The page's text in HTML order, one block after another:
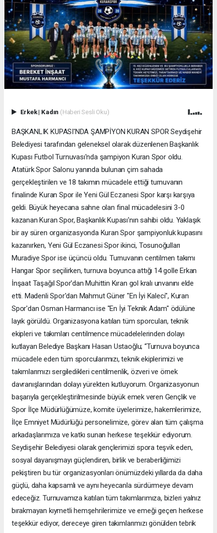
Erkek| Kadın (Haberi Sesli Oku)
BAŞKANLIK KUPASI'NDA ŞAMPİYON KURAN SPOR Seydişehir
Belediyesi tarafından geleneksel olarak düzenlenen Başkanlık
Kupası Futbol Turnuvası'nda şampiyon Kuran Spor oldu.
Atatürk Spor Salonu yanında bulunan çim sahada
gerçekleştirilen ve 18 takımın mücadele ettiği turnuvanın
finalinde Kuran Spor ile Yeni Gül Eczanesi Spor karşı karşıya
geldi. Büyük heyecana sahne olan final mücadelesini 3-0
kazanan Kuran Spor, Başkanlık Kupası'nın sahibi oldu. Yaklaşık
bir ay süren organizasyonda Kuran Spor şampiyonluk kupasını
kazanırken, Yeni Gül Eczanesi Spor ikinci, Tosunoğulları
Muradiye Spor ise üçüncü oldu. Turnuvanın centilmen takımı
Hangar Spor seçilirken, turnuva boyunca attığı 14 golle Erkan
İnşaat Taşağıl Spor'dan Muhittin Kıran gol kralı unvanını elde
etti. Madenli Spor'dan Mahmut Güner "En İyi Kaleci", Kuran
Spor'dan Osman Harmancı ise "En İyi Teknik Adam" ödülüne
layık görüldü. Organizasyona katılan tüm sporcuları, teknik
ekipleri ve takımları centilmence mücadelelerinden dolayı
kutlayan Belediye Başkanı Hasan Ustaoğlu; “Turnuva boyunca
mücadele eden tüm sporcularımızı, teknik ekiplerimizi ve
takımlarımızı sergiledikleri centilmenlik, özveri ve örnek
davranışlarından dolayı yürekten kutluyorum. Organizasyonun
başarıyla gerçekleştirilmesinde büyük emek veren Gençlik ve
Spor İlçe Müdürlüğümüze, komite üyelerimize, hakemlerimize,
İlçe Emniyet Müdürlüğü personelimize, görev alan tüm çalışma
arkadaşlarımıza ve katkı sunan herkese teşekkür ediyorum.
Seydişehir Belediyesi olarak gençlerimizi spora teşvik eden,
sosyal dayanışmayı güçlendiren, birlik ve beraberliğimizi
pekiştiren bu tür organizasyonları önümüzdeki yıllarda da daha
güçlü, daha kapsamlı ve aynı heyecanla sürdürmeye devam
edeceğiz. Turnuvamıza katılan tüm takımlarımıza, bizleri yalnız
bırakmayan kıymetli hemşehrilerimize ve emeği geçen herkese
teşekkür ediyor, dereceye giren takımlarımızı gönülden tebrik